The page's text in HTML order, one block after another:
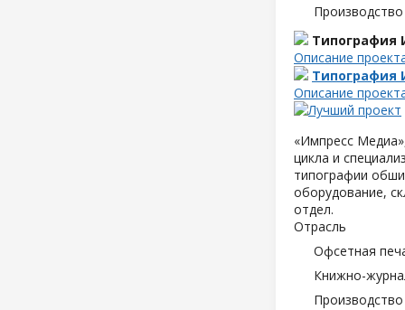
Типография
Описание
Типография
Описание
«Импресс
цикла и
типографии
оборудование,
отдел.
Отрасль
Офсетная
Книжно-